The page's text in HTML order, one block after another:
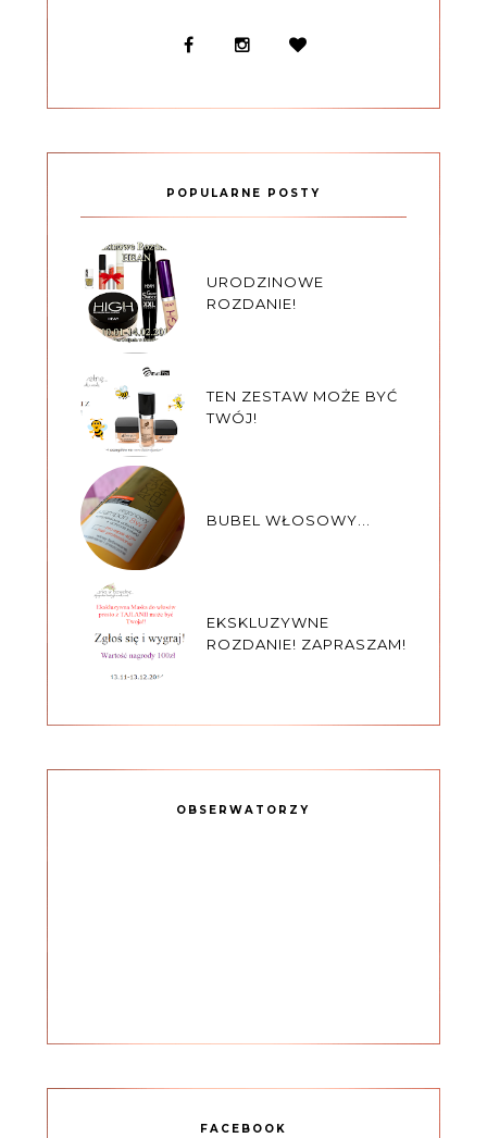
POPULARNE POSTY
URODZINOWE
ROZDANIE!
TEN ZESTAW MOŻE BYĆ
TWÓJ!
BUBEL WŁOSOWY...
EKSKLUZYWNE
ROZDANIE! ZAPRASZAM!
OBSERWATORZY
FACEBOOK